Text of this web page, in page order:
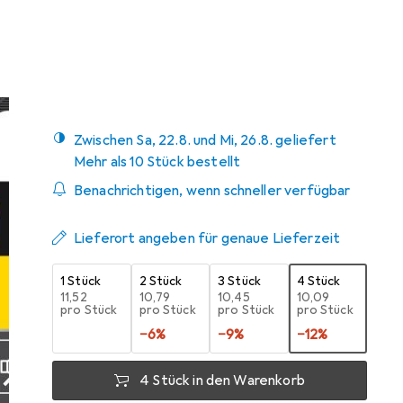
Zwischen Sa, 22.8. und Mi, 26.8. geliefert
Mehr als 10 Stück bestellt
Benachrichtigen, wenn schneller verfügbar
Lieferort angeben für genaue Lieferzeit
1 Stück
EUR
11,52
pro Stück
2 Stück
EUR
10,79
pro Stück
−6%
3 Stück
EUR
10,45
pro Stück
−9%
4 Stück
EUR
10,09
pro Stück
−12%
4 Stück in den Warenkorb